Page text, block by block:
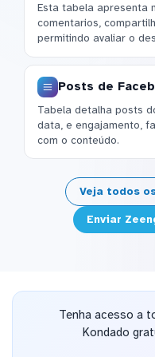
Esta tabela apresenta
comentarios,
permitindo avaliar o
Posts de
Tabela detalha posts
data, e engajamento,
com o conteúdo.
Veja todos
Enviar
Tenha acesso a
Kondado